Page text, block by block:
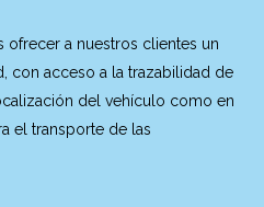
ofrecer a nuestros clientes un
con acceso a la trazabilidad de
del vehículo como en
el transporte de las